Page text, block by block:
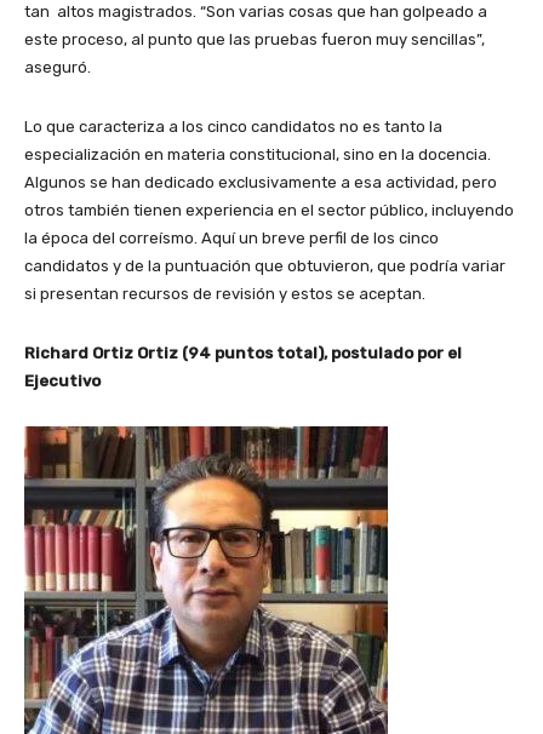
tan altos magistrados. “Son varias cosas que han golpeado a
este proceso, al punto que las pruebas fueron muy sencillas”,
aseguró.
Lo que caracteriza a los cinco candidatos no es tanto la
especialización en materia constitucional, sino en la docencia.
Algunos se han dedicado exclusivamente a esa actividad, pero
otros también tienen experiencia en el sector público, incluyendo
la época del correísmo. Aquí un breve perfil de los cinco
candidatos y de la puntuación que obtuvieron, que podría variar
si presentan recursos de revisión y estos se aceptan.
Richard Ortiz Ortiz (94 puntos total), postulado por el
Ejecutivo